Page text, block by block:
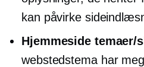
kan påvirke
Hjemmeside temaer/
webstedstema har